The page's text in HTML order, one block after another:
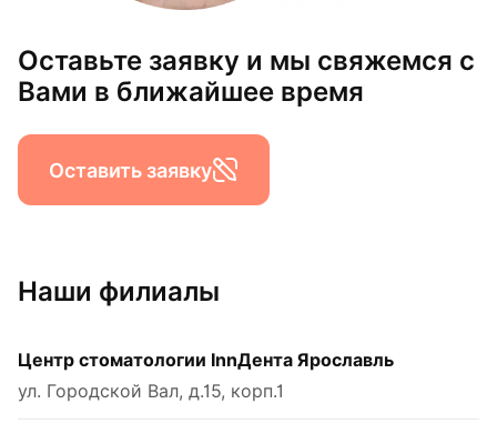
Оставьте заявку и мы свяжемся с
Вами в ближайшее время
Оставить заявку
Наши филиалы
Центр стоматологии InnДента Ярославль
ул. Городской Вал, д.15, корп.1